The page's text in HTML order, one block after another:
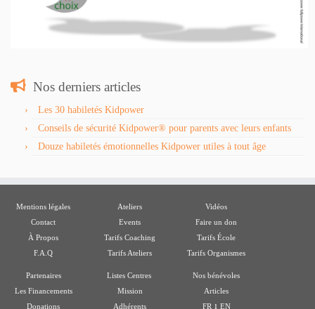
Nos derniers articles
Les 30 habiletés Kidpower
Conseils de sécurité Kidpower® pour parents avec leurs enfants
Douze habiletés émotionnelles Kidpower utiles à tout âge
Mentions légales
Contact
À Propos
F.A.Q
Ateliers
Events
Tarifs Coaching
Tarifs Ateliers
Vidéos
Faire un don
Tarifs École
Tarifs Organismes
Partenaires
Les Financements
Donations
Listes Centres
Mission
Adhérents
Nos bénévoles
Articles
FRı EN